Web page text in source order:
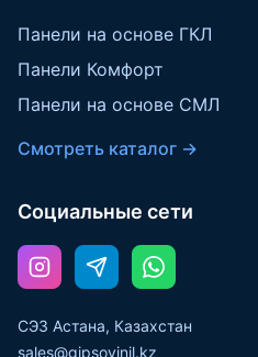
Панели на основе ГКЛ
Панели Комфорт
Панели на основе СМЛ
Смотреть каталог →
Социальные сети
СЭЗ Астана, Казахстан
sales@gipsovinil.kz